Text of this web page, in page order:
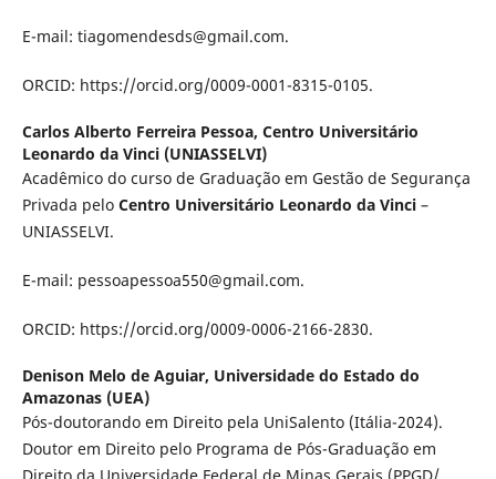
E-mail: tiagomendesds@gmail.com.
ORCID: https://orcid.org/0009-0001-8315-0105.
Carlos Alberto Ferreira Pessoa, Centro Universitário
Leonardo da Vinci (UNIASSELVI)
Acadêmico do curso de Graduação em Gestão de Segurança
Privada pelo Centro Universitário Leonardo da Vinci–
UNIASSELVI.
E-mail: pessoapessoa550@gmail.com.
ORCID: https://orcid.org/0009-0006-2166-2830.
Denison Melo de Aguiar, Universidade do Estado do
Amazonas (UEA)
Pós-doutorando em Direito pela UniSalento (Itália-2024).
Doutor em Direito pelo Programa de Pós-Graduação em